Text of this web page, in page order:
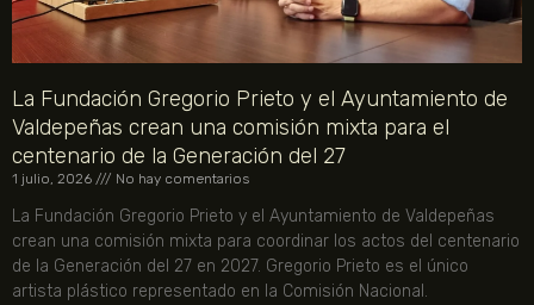
La Fundación Gregorio Prieto y el Ayuntamiento de
Valdepeñas crean una comisión mixta para el
centenario de la Generación del 27
1 julio, 2026 No hay comentarios
La Fundación Gregorio Prieto y el Ayuntamiento de Valdepeñas
crean una comisión mixta para coordinar los actos del centenario
de la Generación del 27 en 2027. Gregorio Prieto es el único
artista plástico representado en la Comisión Nacional.